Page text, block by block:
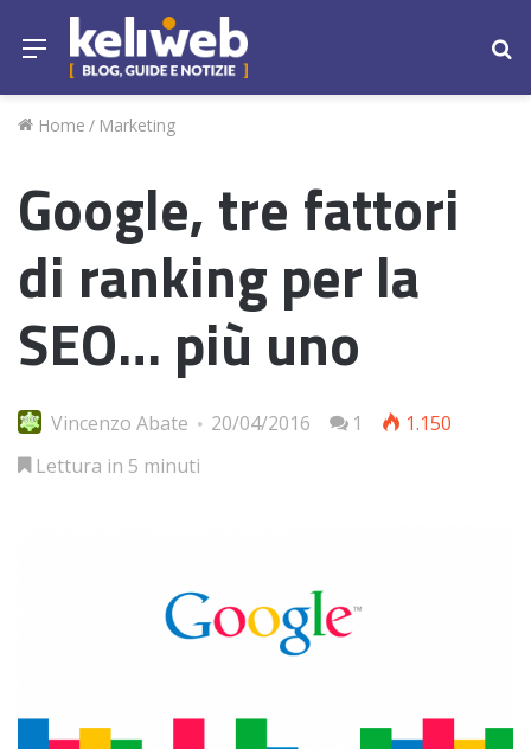
Menu
Home / Marketing
Google, tre fattori
di ranking per la
SEO… più uno
Vincenzo Abate 20/04/2016 1
1.150
Lettura in 5 minuti